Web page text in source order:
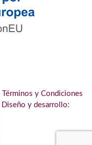
Términos y Condiciones
Diseño y desarrollo: